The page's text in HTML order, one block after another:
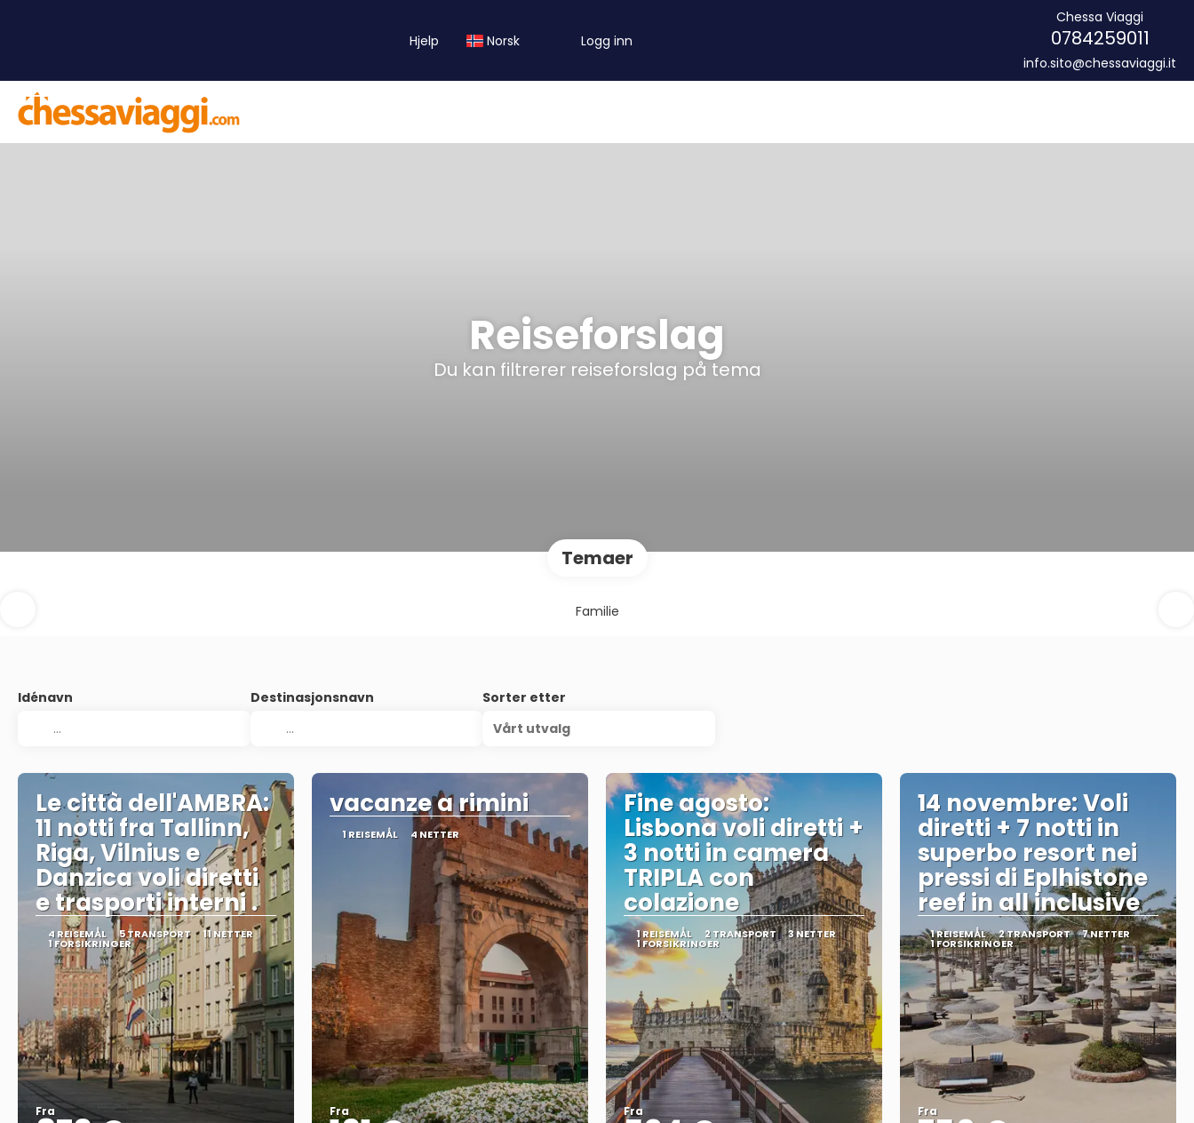
Hjelp Norsk Logg inn
Chessa Viaggi
0784259011
info.sito@chessaviaggi.it
Reiseforslag
Du kan filtrerer reiseforslag på tema
Temaer
Familie
Idénavn Destinasjonsnavn
Sorter etter
Vårt utvalg
Le città dell'AMBRA:
11 notti fra Tallinn,
Riga, Vilnius e
Danzica voli diretti
e trasporti interni .
4 REISEMÅL 5 TRANSPORT 11 NETTER
1 FORSIKRINGER
Fra
vacanze a rimini
1 REISEMÅL 4 NETTER
Fra
Fine agosto:
Lisbona voli diretti +
3 notti in camera
TRIPLA con
colazione
1 REISEMÅL 2 TRANSPORT 3 NETTER
1 FORSIKRINGER
Fra
14 novembre: Voli
diretti + 7 notti in
superbo resort nei
pressi di Eplhistone
reef in all inclusive
1 REISEMÅL 2 TRANSPORT 7 NETTER
1 FORSIKRINGER
Fra